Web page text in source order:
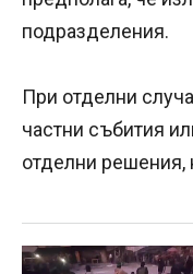
подразделения.
При отделни
частни събития
отделни решения,